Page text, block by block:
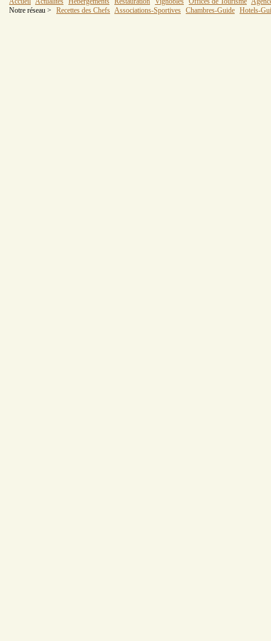
Notre réseau >
Recettes des Chefs Associations-Sportives Chambres-Guide Hotels-